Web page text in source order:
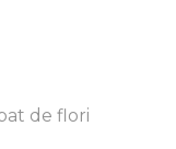
de flori